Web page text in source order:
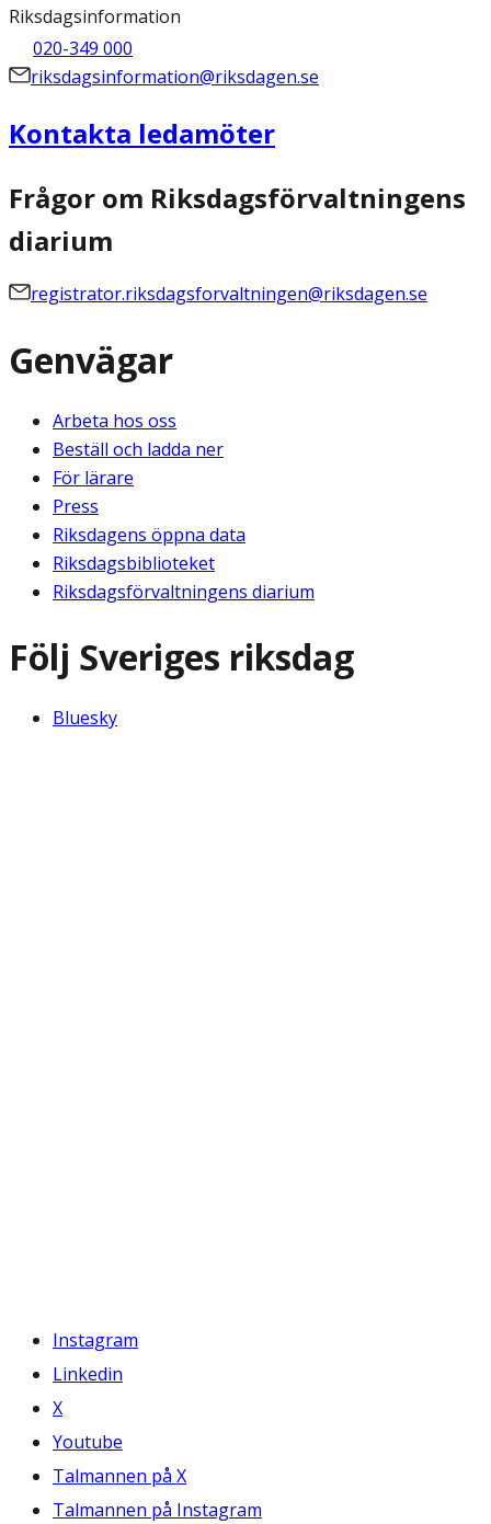
Riksdagsinformation
020-349 000
riksdagsinformation@riksdagen.se
Kontakta ledamöter
Frågor om Riksdagsförvaltningens
diarium
registrator.riksdagsforvaltningen@riksdagen.se
Genvägar
Arbeta hos oss
Beställ och ladda ner
För lärare
Press
Riksdagens öppna data
Riksdagsbiblioteket
Riksdagsförvaltningens diarium
Följ Sveriges riksdag
Bluesky
Instagram
Linkedin
X
Youtube
Talmannen på X
Talmannen på Instagram